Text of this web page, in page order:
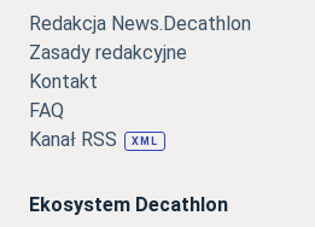
Redakcja News.Decathlon
Zasady redakcyjne
Kontakt
FAQ
Kanał RSS
XML
Ekosystem Decathlon